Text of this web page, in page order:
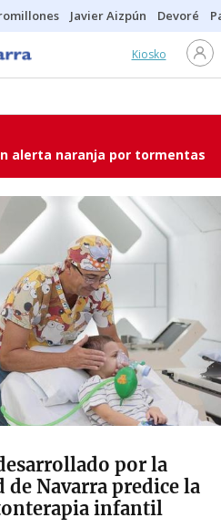
Javier Aizpún Devoré
Kiosko
alerta naranja por tormentas
por la
Navarra predice la
infantil